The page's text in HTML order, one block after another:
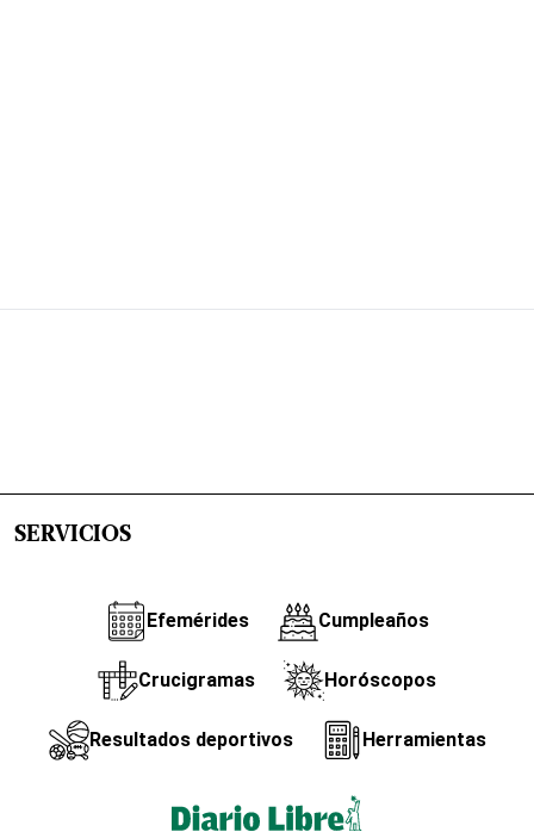
SERVICIOS
Efemérides Cumpleaños
Crucigramas Horóscopos
Resultados deportivos Herramientas